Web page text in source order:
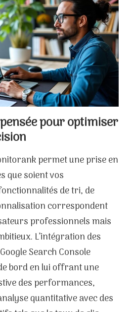
pour optimiser
permet une prise en
que soient vos
de tri, de
correspondent
professionnels mais
L’intégration des
Search Console
bord en lui offrant une
des performances,
quantitative avec des